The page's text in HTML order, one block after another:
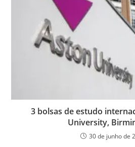
3 bolsas de estudo
University,
30 de junho de